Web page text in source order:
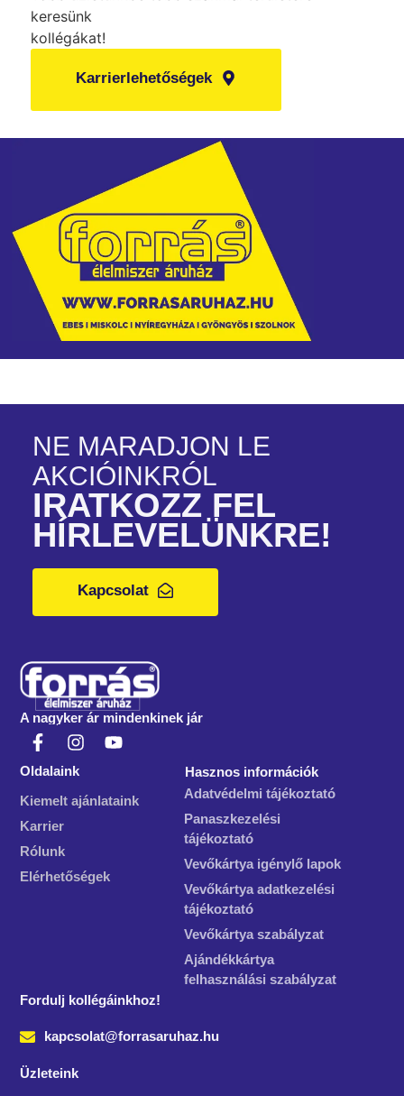
keresünk
kollégákat!
Karrierlehetőségek
NE MARADJON LE
AKCIÓINKRÓL
IRATKOZZ FEL
HÍRLEVELÜNKRE!
Kapcsolat
A nagyker ár mindenkinek jár
Oldalaink
Kiemelt ajánlataink
Karrier
Rólunk
Elérhetőségek
Hasznos információk
Adatvédelmi tájékoztató
Panaszkezelési
tájékoztató
Vevőkártya igénylő lapok
Vevőkártya adatkezelési
tájékoztató
Vevőkártya szabályzat
Ajándékkártya
felhasználási szabályzat
Fordulj kollégáinkhoz!
kapcsolat@forrasaruhaz.hu
Üzleteink